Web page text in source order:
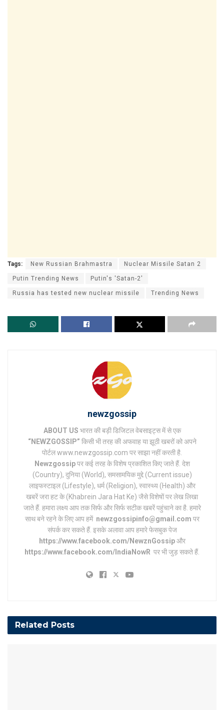
Tags: New Russian Brahmastra Nuclear Missile Satan 2
Putin Trending News Putin's 'Satan-2'
Russia has tested new nuclear missile Trending News
newzgossip
ABOUT US भारत की बड़ी डिजिटल वेबसाइट्स में से एक
“NEWZGOSSIP” किसी भी तरह की अफवाह या झूठी खबरों को अपने
पोर्टल www.newzgossip.com पर साझा नहीं करती है.
Newzgossipपर कई तरह के विशेष प्रकाशित किए जाते हैं. देश
(Country), दुनिया (World), समसामयिक मुद्दे (Current issue)
लाइफस्टाइल (Lifestyle), धर्म (Religion), स्वास्थ्य (Health) और
खबरें जरा हट के (Khabrein Jara Hat Ke) जैसे विशेषों पर लेख लिखा
जाते हैं. हमारा लक्ष्य आप तक सिर्फ और सिर्फ सटीक खबरें पहुंचाने का है. हमारे
साथ बने रहने के लिए आप हमें newzgossipinfo@gmail.com पर
संपर्क कर सकते हैं. इसके अलावा आप हमारे फेसबुक पेज
https://www.facebook.com/NewznGossipऔर
https://www.facebook.com/IndiaNowR पर भी जुड़ सकते हैं.
Related Posts